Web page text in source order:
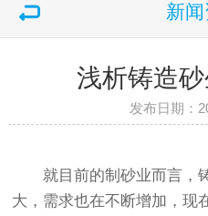
新
浅析铸造
发布日期：
就目前的制砂业而言，
大，需求也在不断增加，现